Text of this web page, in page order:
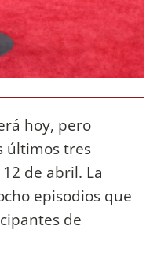
hoy, pero
últimos tres
de abril. La
episodios que
de